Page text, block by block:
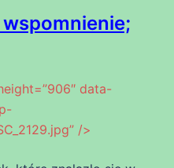
data-
/>